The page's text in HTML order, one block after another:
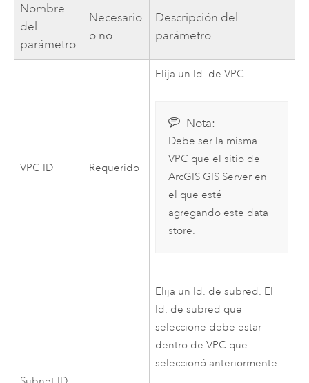
Nombre
del
parámetro
Necesario
o no
Descripción del
parámetro
VPC ID Requerido
Elija un Id. deVPC.
Nota:
Debe ser la misma
VPC que el sitio de
ArcGIS GIS Serveren
el que esté
agregando este data
store.
Elija un Id. de subred. El
Id. de subred que
seleccione debe estar
dentro deVPC que
seleccionó anteriormente.